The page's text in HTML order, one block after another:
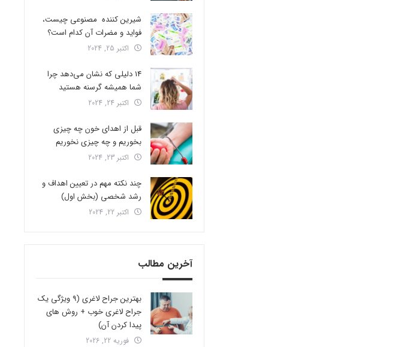
شیرین کننده مصنوعی چیست،
فواید و مضرات آن کدام است؟
اکتبر 25, 2024
14 دلیلی که نشان می‌دهد چرا
شما همیشه گرسنه هستید
اکتبر 24, 2024
قبل از اهدای خون چه چیزی
بخوریم و چه چیزی نخوریم
اکتبر 23, 2024
چند نکته مهم در تعیین اهداف و
رشد شخصی (بخش اول)
اکتبر 22, 2024
آخرین مطالب
بهترین جراح لاغری (9 ویژگی یک
جراح لاغری خوب + روش های
پیدا کردن آن)
فوریه 22, 2026